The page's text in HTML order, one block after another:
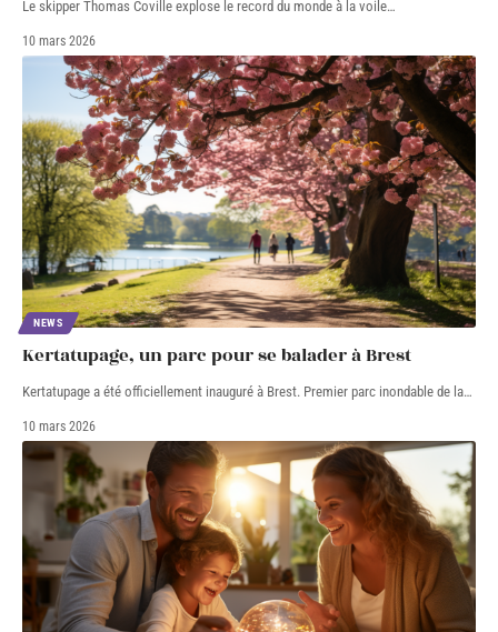
Le skipper Thomas Coville explose le record du monde à la voile…
10 mars 2026
NEWS
Kertatupage, un parc pour se balader à Brest
Kertatupage a été officiellement inauguré à Brest. Premier parc inondable de la…
10 mars 2026